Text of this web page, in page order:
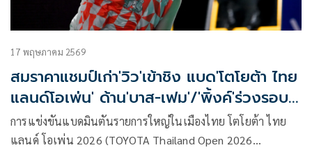
17 พฤษภาคม 2569
สมราคาแชมป์เก่า'วิว'เข้าชิง แบด'โตโยต้า ไทย
แลนด์โอเพ่น' ด้าน'บาส-เฟม'/'พิ้งค์'ร่วงรอบร
องฯ
การแข่งขันแบดมินตันรายการใหญ่ในเมืองไทย โตโยต้า ไทย
แลนด์ โอเพ่น 2026 (TOYOTA Thailand Open 2026